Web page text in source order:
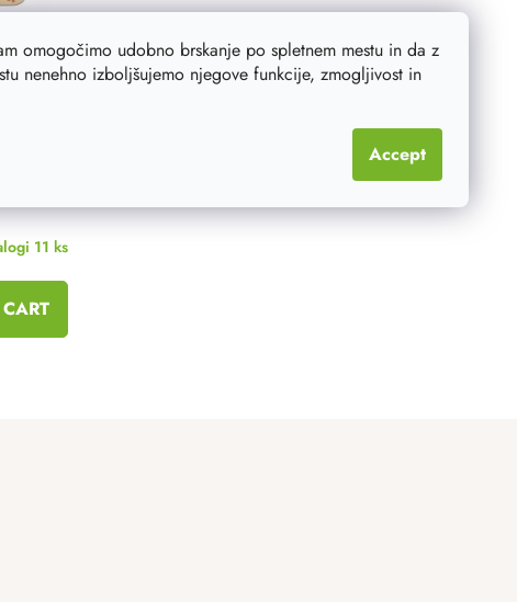
omogočimo udobno brskanje po spletnem mestu in da z
nenehno izboljšujemo njegove funkcije, zmogljivost in
Accept
11 ks